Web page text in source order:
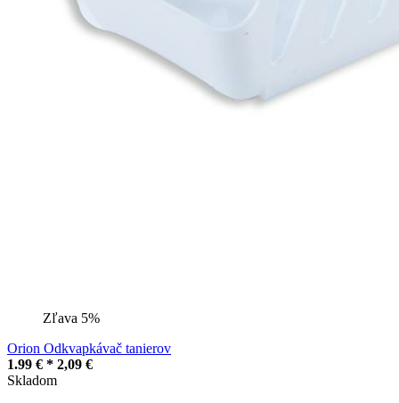
Zľava 5%
Orion Odkvapkávač tanierov
1.99 € * 2,09 €
Skladom